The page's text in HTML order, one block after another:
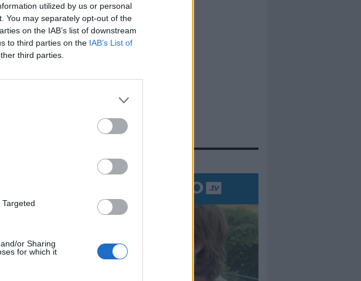
utilized by us or personal
You may separately opt-out of the
on the IAB’s list of downstream
to third parties on the IAB’s List of
third parties.
or Sharing
for which it
In evidenza